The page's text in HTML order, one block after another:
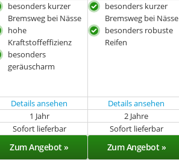
besonders kurzer
Bremsweg bei Nässe
hohe
Kraftstoffeffizienz
besonders
geräuscharm
besonders kurzer
Bremsweg bei Nässe
besonders robuste
Reifen
Details ansehen Details ansehen
1 Jahr 2 Jahre
Sofort lieferbar Sofort lieferbar
Zum Angebot » Zum Angebot »